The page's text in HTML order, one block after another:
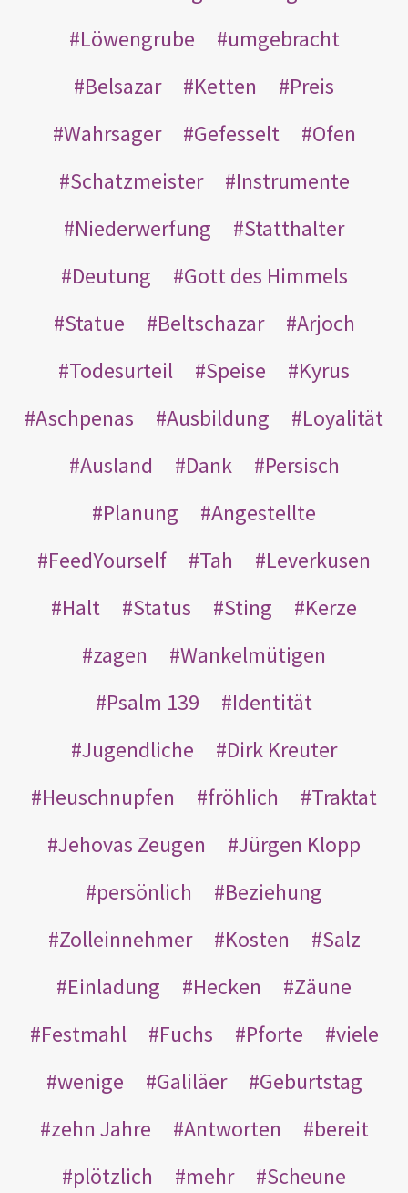
Löwengrube
umgebracht
Belsazar
Ketten
Preis
Wahrsager
Gefesselt
Ofen
Schatzmeister
Instrumente
Niederwerfung
Statthalter
Deutung
Gott des Himmels
Statue
Beltschazar
Arjoch
Todesurteil
Speise
Kyrus
Aschpenas
Ausbildung
Loyalität
Ausland
Dank
Persisch
Planung
Angestellte
FeedYourself
Tah
Leverkusen
Halt
Status Sting
Kerze
zagen
Wankelmütigen
Psalm 139
Identität
Jugendliche
Dirk Kreuter
Heuschnupfen
fröhlich
Traktat
Jehovas Zeugen
Jürgen Klopp
persönlich
Beziehung
Zolleinnehmer
Kosten
Salz
Einladung
Hecken
Zäune
Festmahl
Fuchs Pforte
viele
wenige
Galiläer
Geburtstag
zehn Jahre
Antworten
bereit
plötzlich
mehr Scheune